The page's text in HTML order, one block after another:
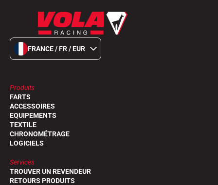
FRANCE / FR / EUR
Produits
FARTS
ACCESSOIRES
EQUIPEMENTS
TEXTILE
CHRONOMÉTRAGE
LOGICIELS
Services
TROUVER UN REVENDEUR
RETOURS PRODUITS